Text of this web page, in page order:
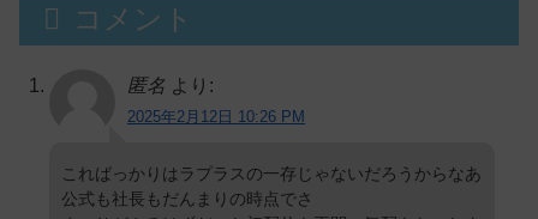
コメント
匿名 より:
2025年2月12日 10:26 PM
こればっかりはラプラスの一存じゃないだろうからなあ
公式も社長もだんまりの時点でさ